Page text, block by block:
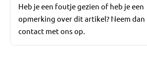
Heb je een foutje gezien of heb je een
opmerking over dit artikel? Neem dan
contact met ons op.